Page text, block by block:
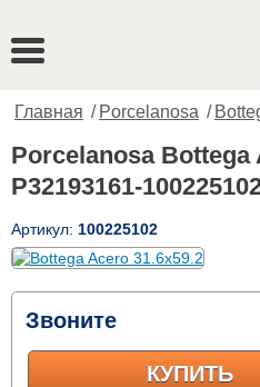
Главная / Porcelanosa /
Porcelanosa Bottega
P32193161-
Артикул: 100225102
Звоните
КУПИТЬ